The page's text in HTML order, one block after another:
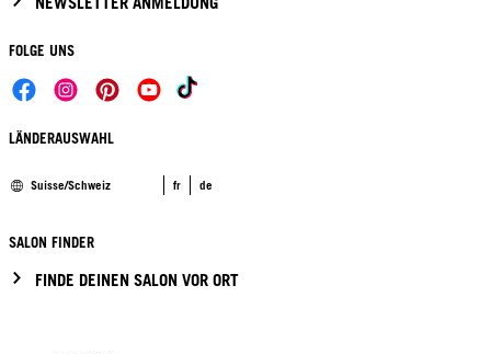
FOLGE UNS
LÄNDERAUSWAHL
Suisse/Schweiz fr de
SALON FINDER
FINDE DEINEN SALON VOR ORT